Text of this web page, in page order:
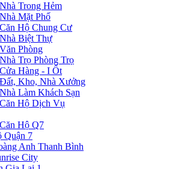
Trong Hẻm
Mặt Phố
Hộ Chung Cư
Biệt Thự
Phòng
Trọ Phòng Trọ
Hàng - I Ốt
Kho, Nhà Xưởng
Làm Khách Sạn
Hộ Dịch Vụ
Hộ Q7
Quận 7
Anh Thanh Bình
City